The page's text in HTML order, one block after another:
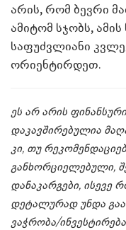
არის, რომ ბევრი
ამიტომ სჯობს,
საფუძვლიანი
ორიენტირდეთ.
ეს არ არის
დაკავშირებულია
კი, თუ
განხორციელებული,
დანაკარგები, ისევე
დეტალურად უნდა
ვაჭრობა/